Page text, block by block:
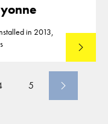
in 2013,
Lees
5